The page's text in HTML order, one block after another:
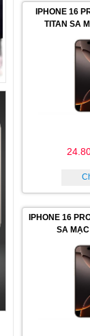
IPHONE 16
TITAN SA
IPHONE 16
SA